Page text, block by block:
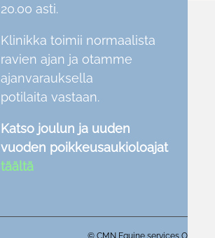
20.00 asti.
Klinikka toimii normaalista
ravien ajan ja otamme
ajanvarauksella
potilaita vastaan.
Katso joulun ja uuden
vuoden poikkeusaukioloajat
täältä